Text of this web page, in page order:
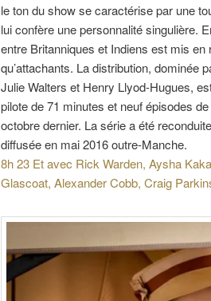
le ton du show se caractérise par une
lui confère une personnalité singulière.
entre Britanniques et Indiens est mis
qu’attachants. La distribution, dominée
Julie Walters et Henry Llyod-Hugues,
pilote de 71 minutes et neuf épisodes
octobre dernier. La série a été
diffusée en mai 2016 outre-Manche.
8h 23 Et avec Rick Warden, Aysha
Glascoat, Alexander Cobb, Craig